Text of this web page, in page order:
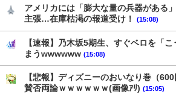
アメリカには「膨大な量の兵器がある
主張…在庫枯渇の報道受け！
(15:08)
【速報】乃木坂5期生、すぐベロを「
まうwwwwww (15:08)
【悲報】ディズニーのおいなり巻（
賛否両論ｗｗｗｗｗｗ(画像ｱﾘ) (15:05)